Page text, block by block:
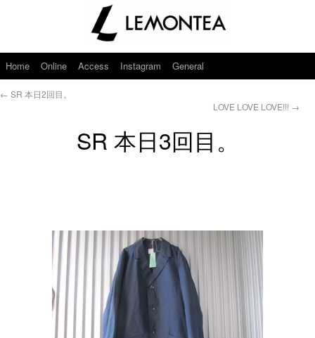
Home Online Access Instagram General
← SR 本日2回目。
LOVE LOVE LOVE!!! →
SR 本日3回目。